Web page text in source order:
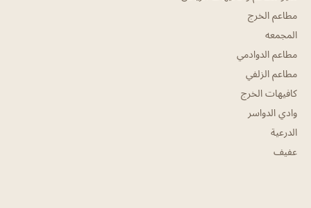
مطاعم الخرج
المجمعه
مطاعم الدوادمي
مطاعم الزلفي
كافيهات الخرج
وادي الدواسر
الدرعية
عفيف